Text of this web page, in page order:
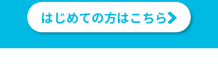
はじめての方はこちら